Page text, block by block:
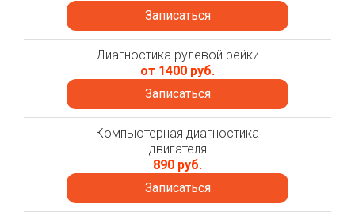
Записаться
Диагностика рулевой рейки
от 1400 руб.
Записаться
Компьютерная диагностика
двигателя
890 руб.
Записаться